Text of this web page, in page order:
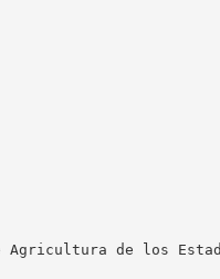
Agricultura de los